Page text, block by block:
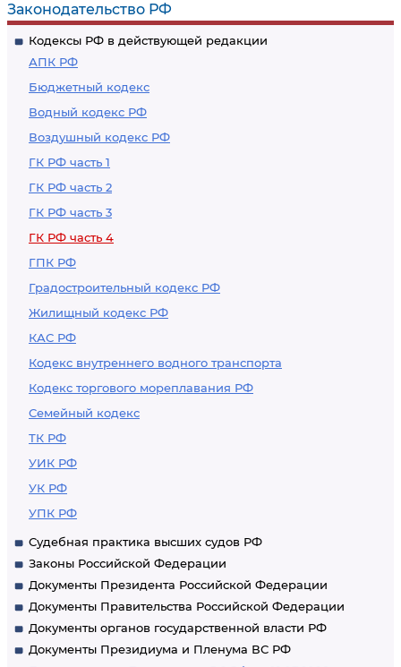
Законодательство РФ
Кодексы РФ в действующей редакции
АПК РФ
Бюджетный кодекс
Водный кодекс РФ
Воздушный кодекс РФ
ГК РФ часть 1
ГК РФ часть 2
ГК РФ часть 3
ГК РФ часть 4
ГПК РФ
Градостроительный кодекс РФ
Жилищный кодекс РФ
КАС РФ
Кодекс внутреннего водного транспорта
Кодекс торгового мореплавания РФ
Семейный кодекс
ТК РФ
УИК РФ
УК РФ
УПК РФ
Судебная практика высших судов РФ
Законы Российской Федерации
Документы Президента Российской Федерации
Документы Правительства Российской Федерации
Документы органов государственной власти РФ
Документы Президиума и Пленума ВС РФ
полезные модели и
промышленные
образцы на
территории
Российской
Федерации
промышленного
образца